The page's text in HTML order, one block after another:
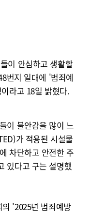
이 안심하고 생활할
번지 일대에 '범죄예
라고 18일 밝혔다.
이 불안감을 많이 느
가 적용된 시설물
차단하고 안전한 주
있다고 구는 설명했
'2025년 범죄예방